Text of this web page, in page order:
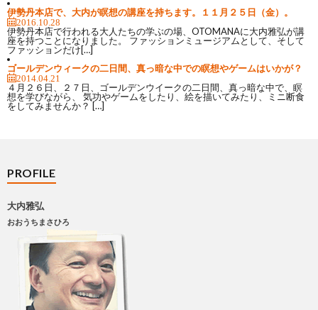
伊勢丹本店で、大内が瞑想の講座を持ちます。１１月２５日（金）。
2016.10.28
伊勢丹本店で行われる大人たちの学ぶの場、OTOMANAに大内雅弘が講
座を持つことになりました。 ファッションミュージアムとして、そして
ファッションだけ[…]
ゴールデンウィークの二日間、真っ暗な中での瞑想やゲームはいかが？
2014.04.21
４月２６日、２７日、ゴールデンウイークの二日間、真っ暗な中で、瞑
想を学びながら、 気功やゲームをしたり、絵を描いてみたり、ミニ断食
をしてみませんか？ […]
PROFILE
大内雅弘
おおうちまさひろ